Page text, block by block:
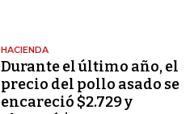
HACIENDA
Durante el último año, el
precio del pollo asado se
encareció $2.729 y